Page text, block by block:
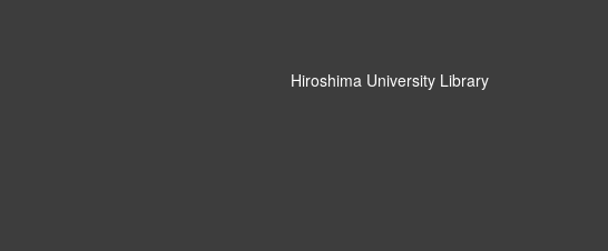
Hiroshima University Library